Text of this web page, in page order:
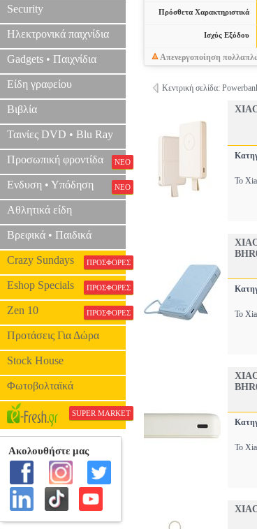
Security
Ηλεκτρονικά παιχνίδια
Gadgets • Παιχνίδια
Είδη γραφείου
Βιβλία
Ταινίες DVD • Blu Ray
Προσωπική φροντίδα ΝΕΟ
Ενδυση • Υπόδηση ΝΕΟ
Αθλητικά είδη
Βρεφικά • Παιδικά
Crazy Sundays ΠΡΟΣΦΟΡΕΣ
Eshop Specials ΠΡΟΣΦΟΡΕΣ
Zen 10 ΠΡΟΣΦΟΡΕΣ
Προτάσεις Για Δώρα
Stock House
Φωτοβολταϊκά
SUPER MARKET
Πρόσθετα Χαρακτηριστικά
Ισχύς Εξόδου
Απενεργοποίηση
Κεντρική σελίδα:
Το
Το
Το